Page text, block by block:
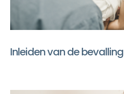
Inleiden van de bevalling